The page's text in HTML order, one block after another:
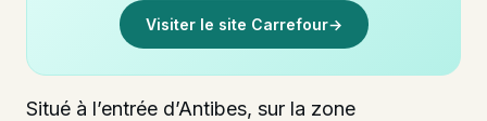
Visiter le site Carrefour→
Situé à l’entrée d’Antibes, sur la zone